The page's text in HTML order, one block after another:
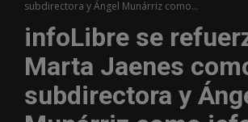
subdirectora y Ángel Munárriz como...
infoLibre se
Marta Jaenes
subdirectora y